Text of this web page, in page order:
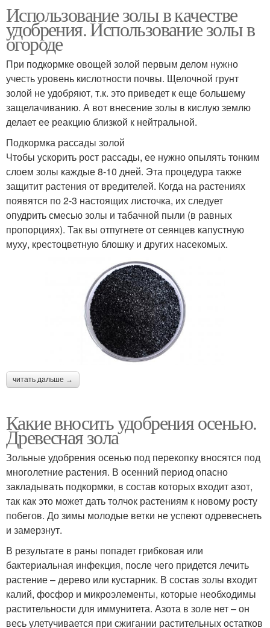
Использование золы в качестве
удобрения. Использование золы в
огороде
При подкормке овощей золой первым делом нужно
учесть уровень кислотности почвы. Щелочной грунт
золой не удобряют, т.к. это приведет к еще большему
защелачиванию. А вот внесение золы в кислую землю
делает ее реакцию близкой к нейтральной.
Подкормка рассады золой
Чтобы ускорить рост рассады, ее нужно опылять тонким
слоем золы каждые 8-10 дней. Эта процедура также
защитит растения от вредителей. Когда на растениях
появятся по 2-3 настоящих листочка, их следует
опудрить смесью золы и табачной пыли (в равных
пропорциях). Так вы отпугнете от сеянцев капустную
муху, крестоцветную блошку и других насекомых.
читать дальше →
Какие вносить удобрения осенью.
Древесная зола
Зольные удобрения осенью под перекопку вносятся под
многолетние растения. В осенний период опасно
закладывать подкормки, в состав которых входит азот,
так как это может дать толчок растениям к новому росту
побегов. До зимы молодые ветки не успеют одревеснеть
и замерзнут.
В результате в раны попадет грибковая или
бактериальная инфекция, после чего придется лечить
растение – дерево или кустарник. В состав золы входит
калий, фосфор и микроэлементы, которые необходимы
растительности для иммунитета. Азота в золе нет – он
весь улетучивается при сжигании растительных остатков